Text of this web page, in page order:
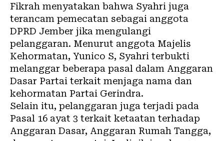
Fikrah menyatakan bahwa Syahri juga
terancam pemecatan sebagai anggota
DPRD Jember jika mengulangi
pelanggaran. Menurut anggota Majelis
Kehormatan, Yunico S, Syahri terbukti
melanggar beberapa pasal dalam Anggaran
Dasar Partai terkait menjaga nama dan
kehormatan Partai Gerindra.
Selain itu, pelanggaran juga terjadi pada
Pasal 16 ayat 3 terkait ketaatan terhadap
Anggaran Dasar, Anggaran Rumah Tangga,